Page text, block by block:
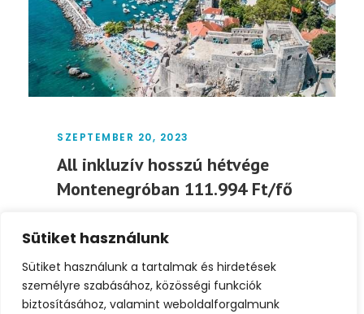
Sütiket használunk
Sütiket használunk a tartalmak és hirdetések
személyre szabásához, közösségi funkciók
biztosításához, valamint weboldalforgalmunk
SZEPTEMBER 20, 2023
All inkluzív hosszú hétvége
Montenegróban 111.994 Ft/fő
strandokkal és vendégszerető helyiekkel
várja Montenegró az oda utazókat. Időpont:
2023. október...